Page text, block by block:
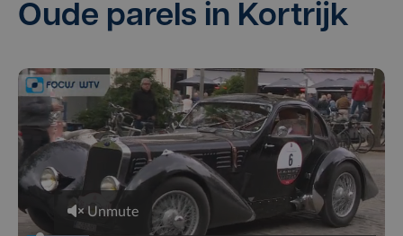
Oude parels in Kortrijk